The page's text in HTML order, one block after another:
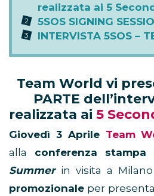
realizzata ai 5
5SOS SIGNING
INTERVISTA 5SOS –
Team World vi
PARTE
realizzata ai 5
Giovedì 3 AprileTeam
alla conferenza stampa
Summer in visita a
promozionale per